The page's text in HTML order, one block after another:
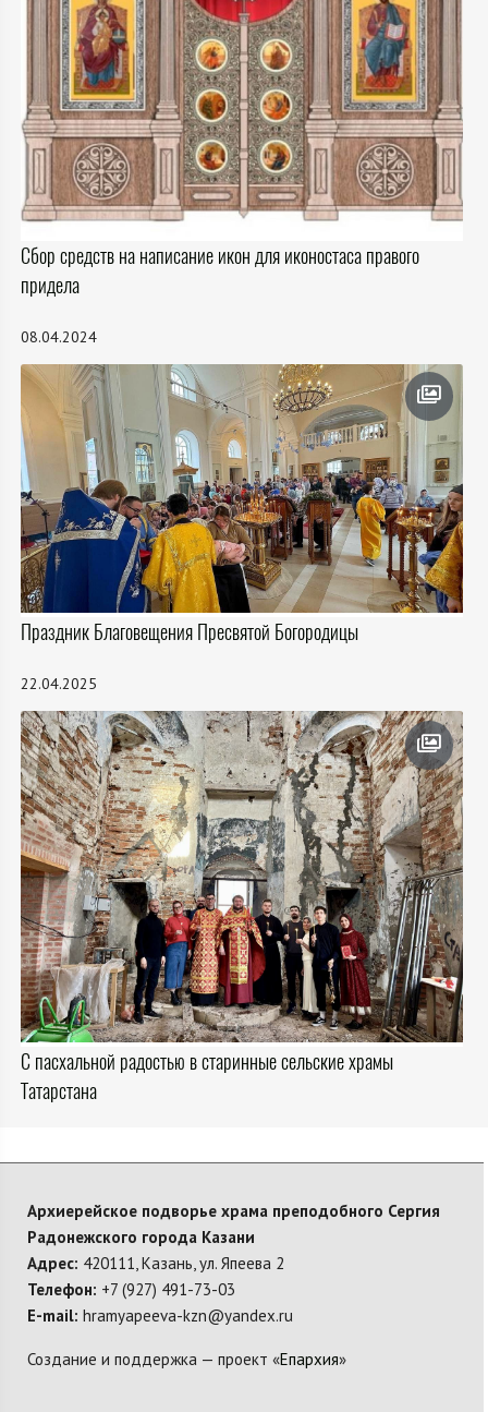
Сбор средств на написание икон для иконостаса правого
придела
08.04.2024
Праздник Благовещения Пресвятой Богородицы
22.04.2025
С пасхальной радостью в старинные сельские храмы
Татарстана
Архиерейское подворье храма преподобного Сергия
Радонежского города Казани
Адрес: 420111, Казань, ул. Япеева 2
Телефон: +7 (927) 491-73-03
E-mail: hramyapeeva-kzn@yandex.ru
Создание и поддержка — проект «Епархия»